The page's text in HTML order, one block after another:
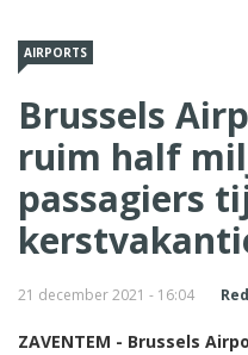
AIRPORTS
Brussels
ruim half
passagiers
21 december 2021 - 16:04
ZAVENTEM - Brussels